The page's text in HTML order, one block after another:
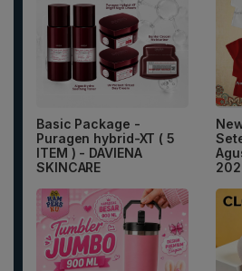
Basic Package -
Puragen hybrid-XT ( 5
ITEM ) - DAVIENA
SKINCARE